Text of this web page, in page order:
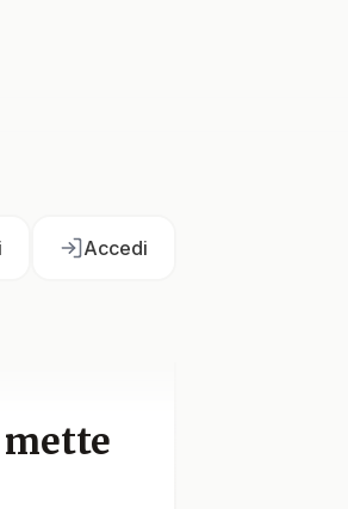
Accedi